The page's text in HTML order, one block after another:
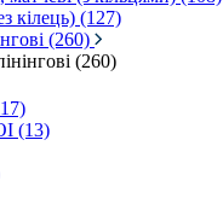
кілець) (127)
(260)
(260)
(13)